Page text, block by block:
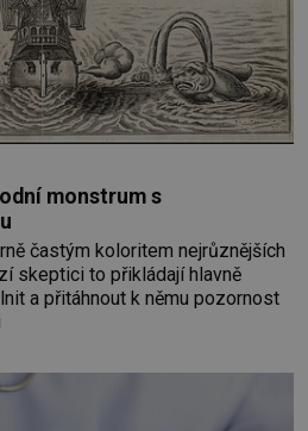
monstrum s
častým koloritem nejrůznějších
skeptici to přikládají hlavně
a přitáhnout k němu pozornost